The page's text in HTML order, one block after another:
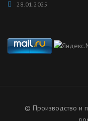
28.01.2025
© Производство и